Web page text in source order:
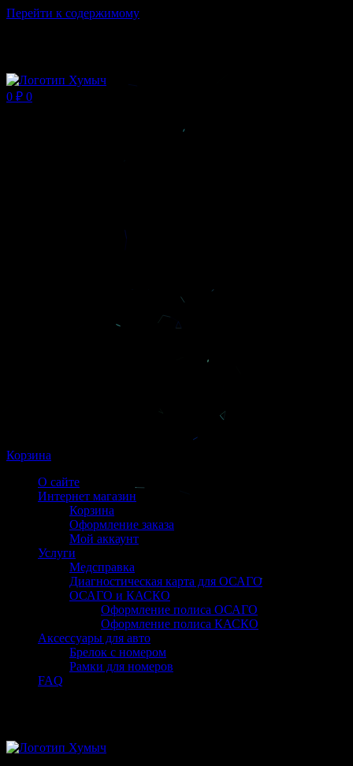
Перейти к содержимому
0 ₽ 0
Корзина
О сайте
Интернет магазин
Корзина
Оформление заказа
Мой аккаунт
Услуги
Медсправка
Диагностическая карта для ОСАГО
ОСАГО и КАСКО
Оформление полиса ОСАГО
Оформление полиса КАСКО
Аксессуары для авто
Брелок с номером
Рамки для номеров
FAQ